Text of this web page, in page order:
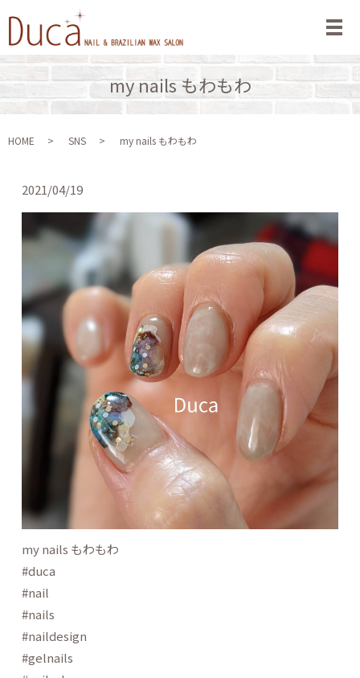
メ
my nails もわもわ
HOME SNS my nails もわもわ
2021/04/19
my nails もわもわ
#duca
#nail
#nails
#naildesign
#gelnails